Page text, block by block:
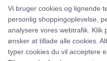
Leje- og købsbetingelser
Cookie- og privatlivspolitik
Vi bruger cookies og lignende
personlig shoppingoplevelse,
analysere vores webtrafik. Klik
ønsker at tillade alle cookies.
typer cookies du vil acceptere